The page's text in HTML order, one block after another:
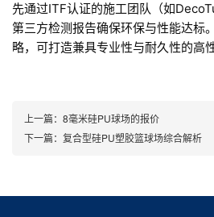
先通过ITF认证的施工团队（如
第三方检测报告确保环保与性能达标
略，可打造兼具专业性与耐久性的高
上一篇： 8毫米硅PU球场的报价
下一篇： 复合型硅PU塑胶篮球场综合解析